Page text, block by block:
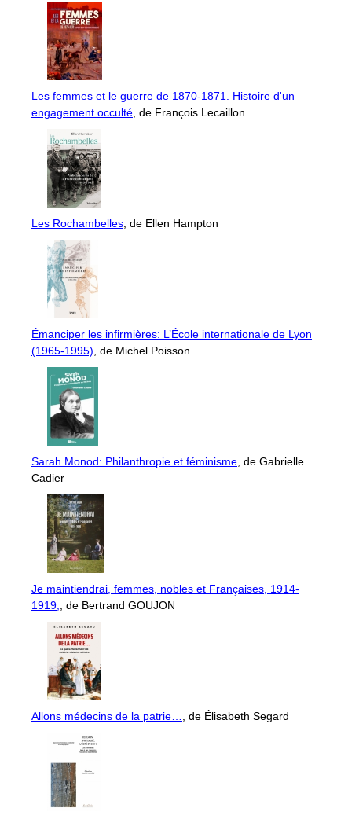
Les femmes et le guerre de 1870-1871. Histoire d'un
engagement occulté, de François Lecaillon
Les Rochambelles, de Ellen Hampton
Émanciper les infirmières: L’École internationale de Lyon
(1965-1995), de Michel Poisson
Sarah Monod: Philanthropie et féminisme, de Gabrielle
Cadier
Je maintiendrai, femmes, nobles et Françaises, 1914-
1919,, de Bertrand GOUJON
Allons médecins de la patrie…, de Élisabeth Segard